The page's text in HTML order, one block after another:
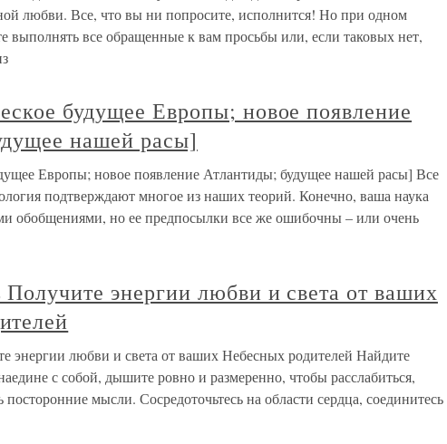
любви. Все, что вы ни попросите, исполнится! Но при одном
выполнять все обращенные к вам просьбы или, если таковых нет,
будущее Европы; новое появление
нашей расы]
Европы; новое появление Атлантиды; будущее нашей расы] Все
подтверждают многое из наших теорий. Конечно, ваша наука
обобщениями, но ее предпосылки все же ошибочны – или очень
энергии любви и света от ваших
энергии любви и света от ваших Небесных родителей Найдите
с собой, дышите ровно и размеренно, чтобы расслабиться,
посторонние мысли. Сосредоточьтесь на области сердца, соединитесь